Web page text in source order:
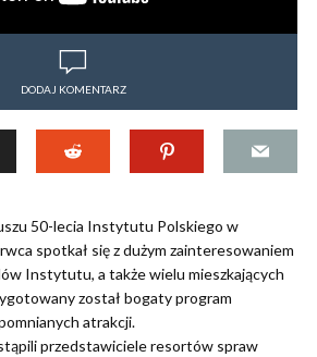
DODAJ KOMENTARZ
50-lecia Instytutu Polskiego w
spotkał się z dużym zainteresowaniem
Instytutu, a także wielu mieszkających
został bogaty program
atrakcji.
przedstawiciele resortów spraw